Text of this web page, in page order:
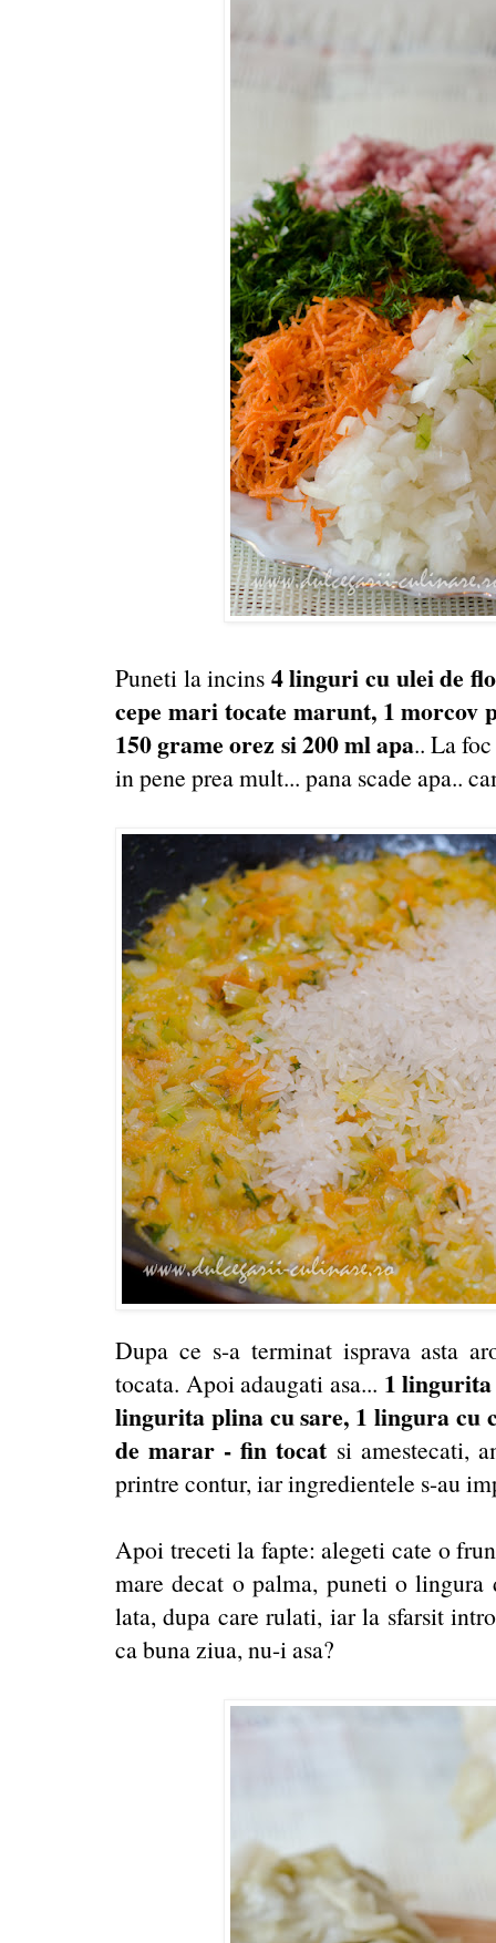
Puneti la incins 4 linguri cu ulei de
cepe mari tocate marunt, 1
150 grame orez si 200 ml apa.. La
in pene prea mult... pana scade apa..
Dupa ce s-a terminat isprava asta
tocata. Apoi adaugati asa... 1 lingurita
lingurita plina cu sare, 1 lingura cu
de marar - fin tocat si amestecati,
printre contur, iar ingredientele s-au
Apoi treceti la fapte: alegeti cate o
mare decat o palma, puneti o
lata, dupa care rulati, iar la sfarsit
ca buna ziua, nu-i asa?